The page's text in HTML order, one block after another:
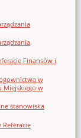
Finansów i
w
Miejskiego w
stanowiska